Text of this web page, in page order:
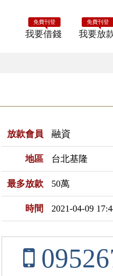
我要借錢
免費刊登
我要放
免費刊登
放款會員 融資
地區 台北基隆
最多放款 50萬
時間 2021-04-09